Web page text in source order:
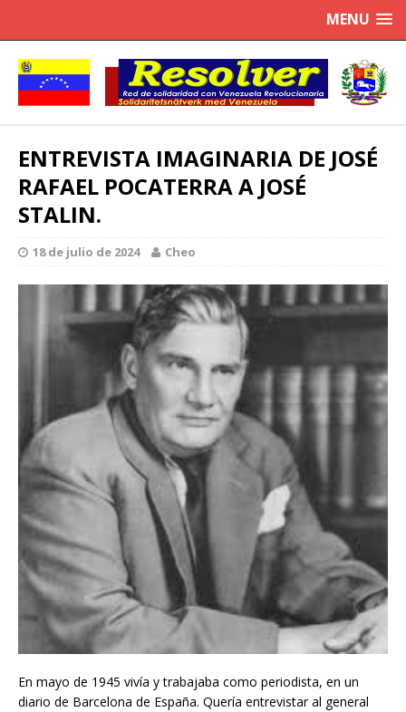
MENU
ENTREVISTA IMAGINARIA DE JOSÉ
RAFAEL POCATERRA A JOSÉ
STALIN.
18 de julio de 2024 Cheo
En mayo de 1945 vivía y trabajaba como periodista, en un
diario de Barcelona de España. Quería entrevistar al general